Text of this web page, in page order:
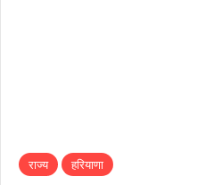
राज्य हरियाणा